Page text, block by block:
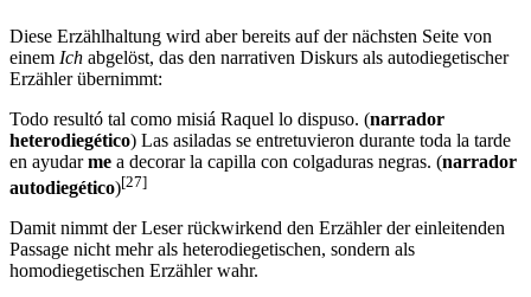
Diese Erzählhaltung wird aber bereits auf der nächsten Seite von
einem Ich abgelöst, das den narrativen Diskurs als autodiegetischer
Erzähler übernimmt:
Todo resultó tal como misiá Raquel lo dispuso. (narrador
heterodiegético) Las asiladas se entretuvieron durante toda la tarde
en ayudarme a decorar la capilla con colgaduras negras. (narrador
autodiegético)[27]
Damit nimmt der Leser rückwirkend den Erzähler der einleitenden
Passage nicht mehr als heterodiegetischen, sondern als
homodiegetischen Erzähler wahr.